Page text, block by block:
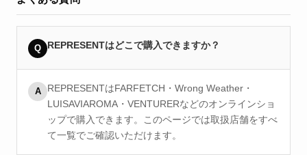
Q REPRESENTはどこで購入できますか？
A
REPRESENTはFARFETCH・Wrong Weather・
LUISAVIAROMA・VENTURERなどのオンラインショ
ップで購入できます。このページでは取扱店舗をすべ
て一覧でご確認いただけます。